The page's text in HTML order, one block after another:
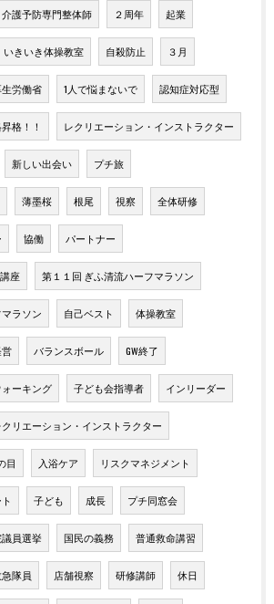
介護予防専門整体師 ２周年 起業
いきいき体操教室 自殺防止 ３月
生労働省 1人で悩まないで 認知症対応型
格！！ レクリエーション・インストラクター
新しい出会い プチ旅
薄墨桜 根尾 視察 全体研修
協働 パートナー
座 第１１回 ぎふ清流ハーフマラソン
ラソン 自己ベスト 体操教室
バランスボール GW終了
ォーキング 子ども会指導者 インリーダー
クリエーション・インストラクター
目 入浴ケア リスクマネジメント
子ども 成長 プチ同窓会
員選挙 国民の義務 普通救命講習
隊員 店舗視察 研修講師 休日